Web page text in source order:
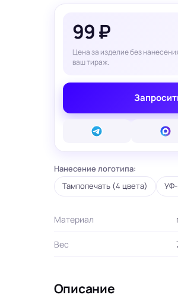
Флажки
Готовые бумажные пакеты
Картонные коробки
Печать на
Печать на
пленке
Печать на
99 ₽
Цена за изделие без
ваш тираж.
Нанесение логотипа:
Тампопечать (4 цвета) УФ-
Материал
Вес
Описание